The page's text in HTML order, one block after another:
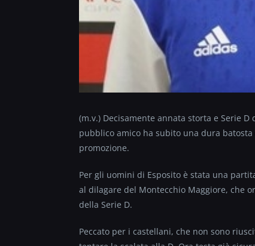
(m.v.) Decisamente annata storta e Serie
pubblico amico ha subito una dura
promozione.
Per gli uomini di Esposito è stata una
al dilagare del Montecchio Maggiore, che
della Serie D.
Peccato per i castellani, che non sono